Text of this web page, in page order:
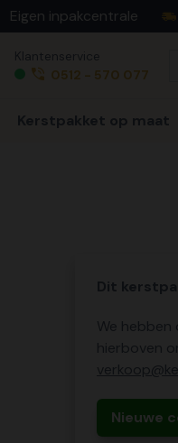
Eigen inpakcentrale
Klantenservice
0512 - 570 077
Kerstpakket op maat
Dit
We
hierboven
Nieuwe